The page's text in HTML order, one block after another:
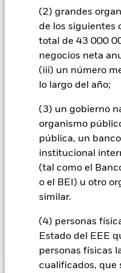
(2) grandes
de los siguientes
total de 43 000
negocios neta
(iii) un número
lo largo del año;
(3) un gobierno
organismo
pública, un
institucional
(tal como el
o el BEI) u otro
similar.
(4) personas
Estado del EEE
personas físicas
cualificados, que
sostenibilidad o normativo.
fondo utilizan derivados
uso de derivados para
un posible riesgo de
over») a otras clases de
procedimientos
contagio a otras clases de
listado de todas las clases
acciones con cobertura
palabra «Hedged» en su
completo de todas las
divisas está disponible
iShares MSCI EMU